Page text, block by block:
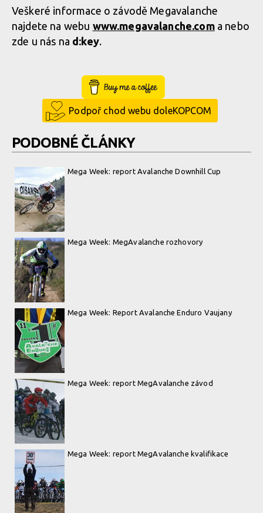
Veškeré informace o závodě Megavalanche
najdete na webu www.megavalanche.coma nebo
zde u nás na d:key.
Buy Me a Coffee
Podpoř chod webu doleKOPCOM
PODOBNÉ ČLÁNKY
Mega Week: report Avalanche Downhill Cup
Mega Week: MegAvalanche rozhovory
Mega Week: Report Avalanche Enduro Vaujany
Mega Week: report MegAvalanche závod
Mega Week: report MegAvalanche kvalifikace